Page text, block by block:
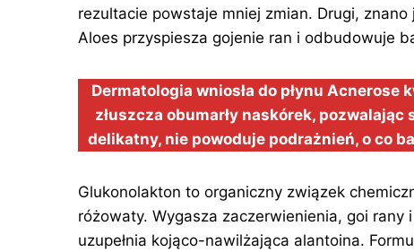
rezultacie powstaje mniej zmian. Drugi,
Aloes przyspiesza gojenie ran i odbudowuje
Dermatologia wniosła do płynu
złuszcza obumarły naskórek,
delikatny, nie powoduje podrażnień, o co
Glukonolakton to organiczny związek
różowaty. Wygasza zaczerwienienia, goi
uzupełnia kojąco-nawilżająca alantoina.